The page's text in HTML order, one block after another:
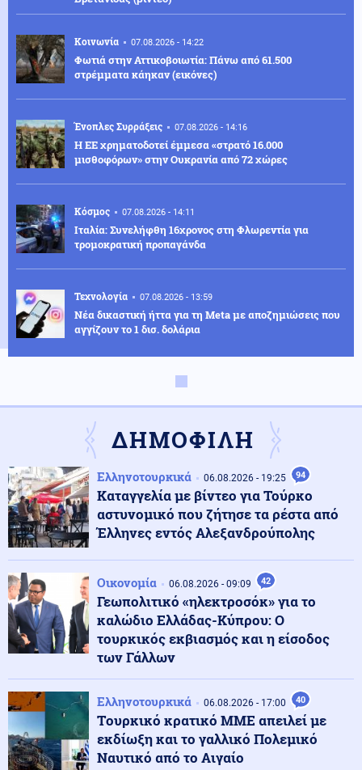
Κοινωνία 07.08.2026 - 14:22
Φωτιά στην Αττικοβοιωτία: Πάνω από 61.500
στρέμματα κάηκαν (εικόνες)
Ένοπλες Συρράξεις 07.08.2026 - 14:16
Η ΕΕ χρηματοδοτεί έμμεσα «στρατό 16.000
μισθοφόρων» στην Ουκρανία από 72 χώρες
Κόσμος 07.08.2026 - 14:11
Ιταλία: Συνελήφθη 16χρονος στη Φλωρεντία για
τρομοκρατική προπαγάνδα
Τεχνολογία 07.08.2026 - 13:59
Νέα δικαστική ήττα για τη Meta με αποζημιώσεις που
αγγίζουν το 1 δισ. δολάρια
Κόσμος
Ιαπωνία: Βίντεο από χειρουργείο την ώρα του σεισμού
των 6,8 Ρίχτερ
Περιβάλλον
12 Αυγούστου: Η ολική έκλειψη Ηλίου θέτει τις Αρχές
της Ευρώπης σε ετοιμότητα
Κοινωνία 07.08.2026 - 13:15
Λάρισα: Μοτοσικλέτα προσέκρουσε σε σταθμευμένο
Κοινωνία 07.08.2026 - 13:07
Θήβα: Άνδρας εμβόλιζε επανειλημμένα παρκαρισμένο
αυτοκίνητο μετά από καβγά (βίντεο)
ΔΗΜΟΦΙΛΗ
Ελληνοτουρκικά 06.08.2026 - 19:25 94
Καταγγελία με βίντεο για Τούρκο
αστυνομικό που ζήτησε τα ρέστα από
Έλληνες εντός Αλεξανδρούπολης
Οικονομία 06.08.2026 - 09:09 42
Γεωπολιτικό «ηλεκτροσόκ» για το
καλώδιο Ελλάδας-Κύπρου: Ο
τουρκικός εκβιασμός και η είσοδος
των Γάλλων
Ελληνοτουρκικά 06.08.2026 - 17:00 40
Tουρκικό κρατικό ΜΜΕ απειλεί με
εκδίωξη και το γαλλικό Πολεμικό
Ναυτικό από το Αιγαίο